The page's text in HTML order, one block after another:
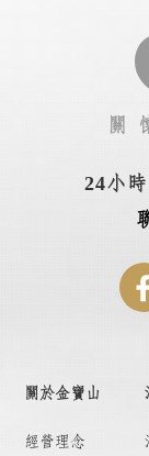
關
24小
關於金寶山
經營理念